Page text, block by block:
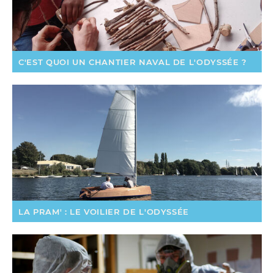
C'EST QUOI UN CHANTIER NAVAL DE L'ODYSSÉE ?
LA PRAM' : LE VOILIER DE L'ODYSSÉE